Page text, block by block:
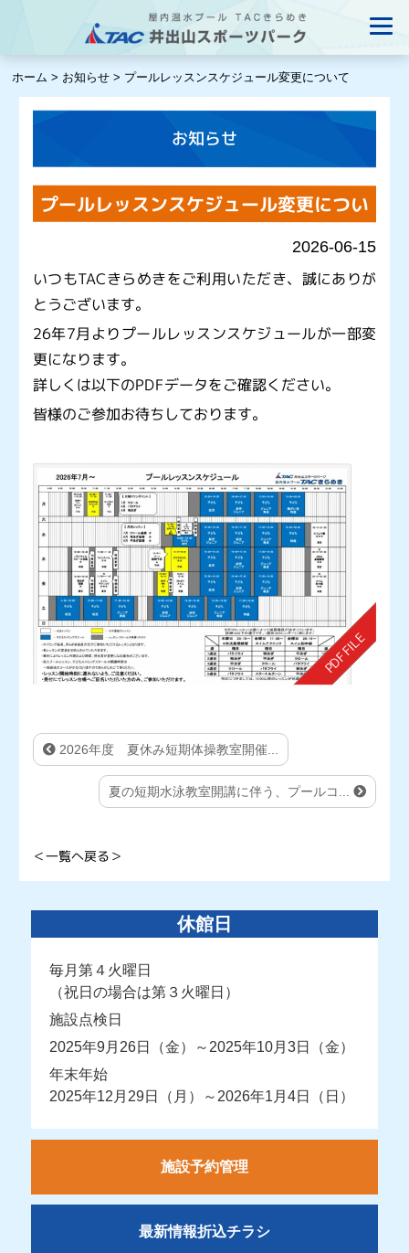
ホーム > お知らせ > プールレッスンスケジュール変更について
お知らせ
プールレッスンスケジュール変更につい
2026-06-15
いつもTACきらめきをご利用いただき、誠にありが
とうございます。
26年7月よりプールレッスンスケジュールが一部変
更になります。
詳しくは以下のPDFデータをご確認ください。
皆様のご参加お待ちしております。
2026年度 夏休み短期体操教室開催...
夏の短期水泳教室開講に伴う、プールコ...
＜一覧へ戻る＞
休館日
毎月第４火曜日
（祝日の場合は第３火曜日）
施設点検日
2025年9月26日（金）～2025年10月3日（金）
年末年始
2025年12月29日（月）～2026年1月4日（日）
施設予約管理
最新情報折込チラシ